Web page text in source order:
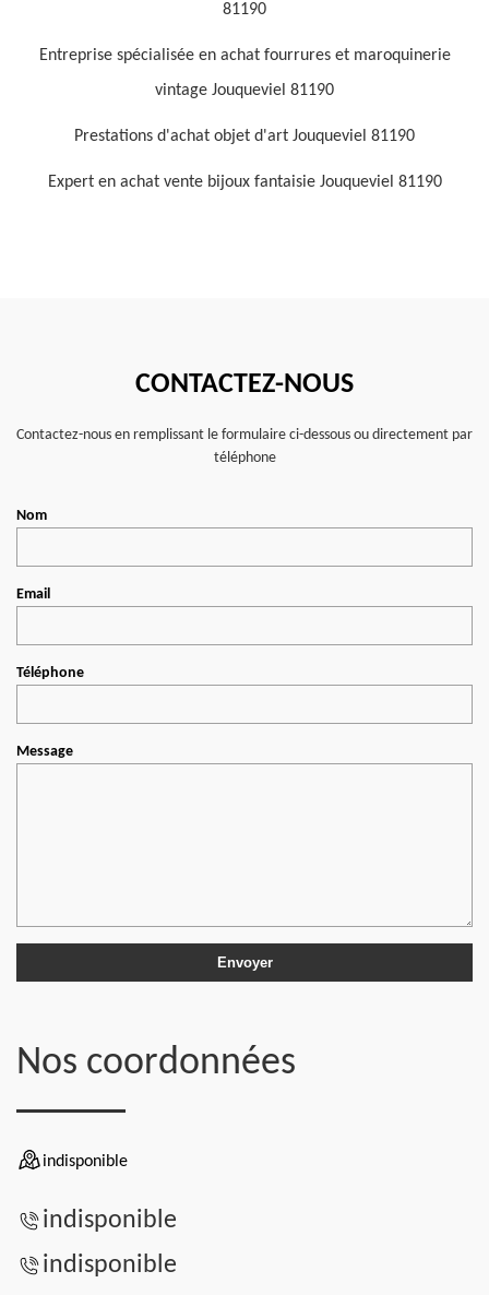
81190
Entreprise spécialisée en achat fourrures et maroquinerie
vintage Jouqueviel 81190
Prestations d'achat objet d'art Jouqueviel 81190
Expert en achat vente bijoux fantaisie Jouqueviel 81190
CONTACTEZ-NOUS
Contactez-nous en remplissant le formulaire ci-dessous ou directement par
téléphone
Nom
Email
Téléphone
Message
Nos coordonnées
indisponible
indisponible
indisponible